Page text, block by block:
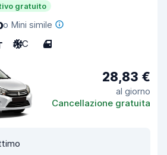
gratuito
o Mini simile
A/C 4
28,83 €
al giorno
Cancellazione gratuita